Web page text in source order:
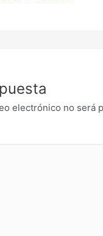
electrónico no será